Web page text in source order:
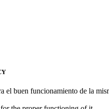
el buen funcionamiento de la